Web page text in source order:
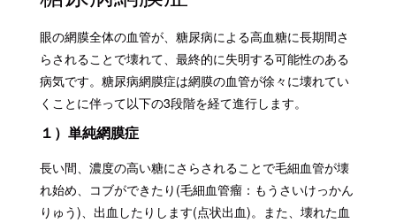
眼の網膜全体の血管が、糖尿病による高血糖に長期間さ
らされることで壊れて、最終的に失明する可能性のある
病気です。糖尿病網膜症は網膜の血管が徐々に壊れてい
くことに伴って以下の3段階を経て進行します。
１）単純網膜症
長い間、濃度の高い糖にさらされることで毛細血管が壊
れ始め、コブができたり(毛細血管瘤：もうさいけっかん
りゅう)、出血したりします(点状出血)。また、壊れた血